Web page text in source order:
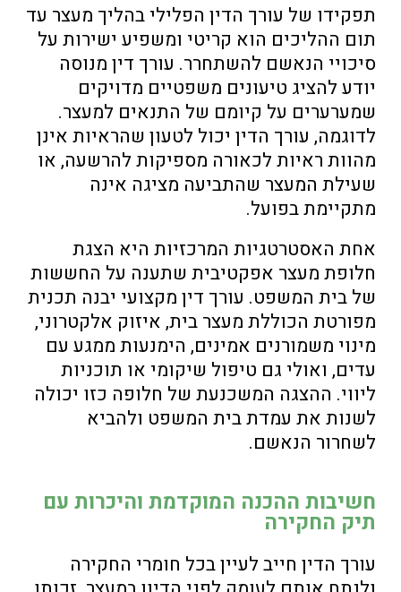
תפקידו של עורך הדין הפלילי בהליך מעצר עד
תום ההליכים הוא קריטי ומשפיע ישירות על
סיכויי הנאשם להשתחרר. עורך דין מנוסה
יודע להציג טיעונים משפטיים מדויקים
שמערערים על קיומם של התנאים למעצר.
לדוגמה, עורך הדין יכול לטעון שהראיות אינן
מהוות ראיות לכאורה מספיקות להרשעה, או
שעילת המעצר שהתביעה מציגה אינה
מתקיימת בפועל.
אחת האסטרטגיות המרכזיות היא הצגת
חלופת מעצר אפקטיבית שתענה על החששות
של בית המשפט. עורך דין מקצועי יבנה תכנית
מפורטת הכוללת מעצר בית, איזוק אלקטרוני,
מינוי משמורנים אמינים, הימנעות ממגע עם
עדים, ואולי גם טיפול שיקומי או תוכניות
ליווי. ההצגה המשכנעת של חלופה כזו יכולה
לשנות את עמדת בית המשפט ולהביא
לשחרור הנאשם.
חשיבות ההכנה המוקדמת והיכרות עם
תיק החקירה
עורך הדין חייב לעיין בכל חומרי החקירה